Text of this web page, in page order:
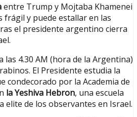
entre Trump y Mojtaba Khamenei
y puede estallar en las
el presidente argentino cierra
las 4.30 AM (hora de la Argentina)
El Presidente estudia la
condecorado por la Academia de
la Yeshiva Hebron, una escuela
elite de los observantes en Israel.